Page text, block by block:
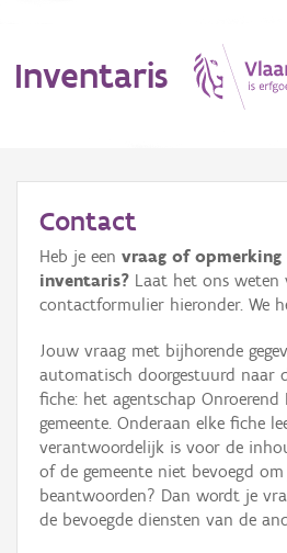
Inventaris
Erfgoedobject
Aanduidingsobject
Waarneming
Thema
Gebeurtenis
Persoon of collectief
Contact
Heb je een vraag of
inventaris? Laat het ons weten
contactformulier hieronder. We
Jouw vraag met bijhorende
automatisch doorgestuurd naar
fiche: het agentschap Onroerend
gemeente. Onderaan elke fiche
verantwoordelijk is voor de
of de gemeente niet bevoegd
beantwoorden? Dan wordt je
de bevoegde diensten van de